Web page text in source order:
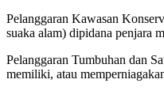
Pelanggaran Kawasan
suaka alam) dipidana penjara
Pelanggaran Tumbuhan dan
memiliki, atau